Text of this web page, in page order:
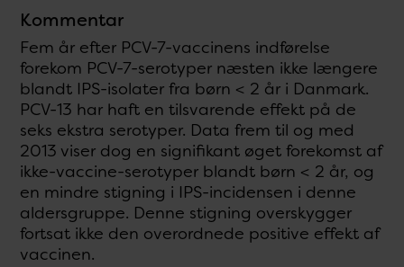
Kommentar
Fem år efter PCV-7-vaccinens indførelse
forekom PCV-7-serotyper næsten ikke længere
blandt IPS-isolater fra børn < 2 år i Danmark.
PCV-13 har haft en tilsvarende effekt på de
seks ekstra serotyper. Data frem til og med
2013 viser dog en signifikant øget forekomst af
ikke-vaccine-serotyper blandt børn < 2 år, og
en mindre stigning i IPS-incidensen i denne
aldersgruppe. Denne stigning overskygger
fortsat ikke den overordnede positive effekt af
vaccinen.